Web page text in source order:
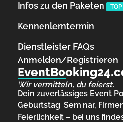
Infos zu den Paketen TOP
Kennenlerntermin
Dienstleister FAQs
Anmelden/Registrieren
Wir vermitteln, du feierst.
Dein zuverlässiges Event
Geburtstag, Seminar,
Feierlichkeit – bei uns